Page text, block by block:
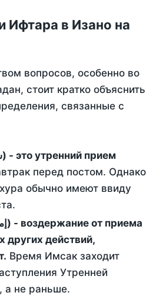
Ифтара в Изано на
вопросов, особенно во
стоит кратко объяснить
связанные с
перед постом. Однако
обычно имеют ввиду
других действий,
Время Имсак заходит
Утренней
а не раньше.